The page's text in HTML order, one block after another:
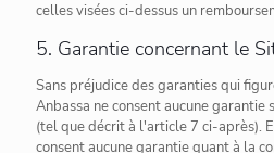
celles visées ci-dessus un
5. Garantie concernant le
Sans préjudice des garanties qui
Anbassa ne consent aucune garantie
(tel que décrit à l'article 7 ci-après).
consent aucune garantie quant à la